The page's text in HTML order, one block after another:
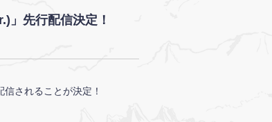
」先行配信決定！
されることが決定！